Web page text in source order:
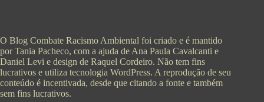
O Blog Combate Racismo Ambiental foi criado e é mantido
por Tania Pacheco, com a ajuda de Ana Paula Cavalcanti e
Daniel Levi e design de Raquel Cordeiro. Não tem fins
lucrativos e utiliza tecnologia WordPress. A reprodução de seu
conteúdo é incentivada, desde que citando a fonte e também
sem fins lucrativos.